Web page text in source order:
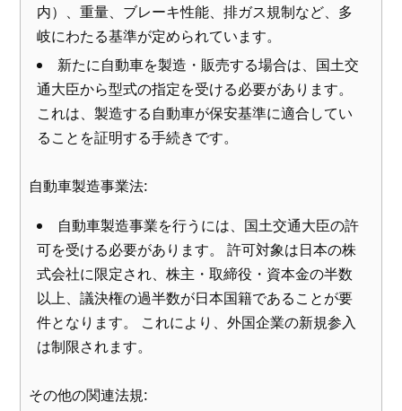
内）、重量、ブレーキ性能、排ガス規制など、多
岐にわたる基準が定められています。
新たに自動車を製造・販売する場合は、国土交
通大臣から型式の指定を受ける必要があります。
これは、製造する自動車が保安基準に適合してい
ることを証明する手続きです。
自動車製造事業法:
自動車製造事業を行うには、国土交通大臣の許
可を受ける必要があります。 許可対象は日本の株
式会社に限定され、株主・取締役・資本金の半数
以上、議決権の過半数が日本国籍であることが要
件となります。 これにより、外国企業の新規参入
は制限されます。
その他の関連法規: